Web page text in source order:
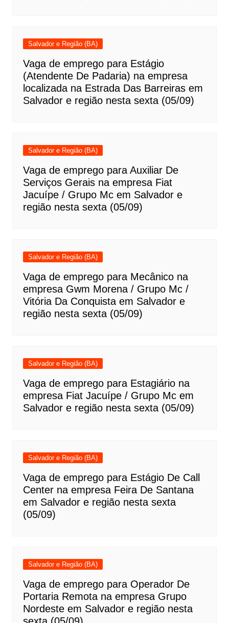
Salvador e Região (BA)
Vaga de emprego para Estágio
(Atendente De Padaria) na empresa
localizada na Estrada Das Barreiras em
Salvador e região nesta sexta (05/09)
Salvador e Região (BA)
Vaga de emprego para Auxiliar De
Serviços Gerais na empresa Fiat
Jacuípe / Grupo Mc em Salvador e
região nesta sexta (05/09)
Salvador e Região (BA)
Vaga de emprego para Mecânico na
empresa Gwm Morena / Grupo Mc /
Vitória Da Conquista em Salvador e
região nesta sexta (05/09)
Salvador e Região (BA)
Vaga de emprego para Estagiário na
empresa Fiat Jacuípe / Grupo Mc em
Salvador e região nesta sexta (05/09)
Salvador e Região (BA)
Vaga de emprego para Estágio De Call
Center na empresa Feira De Santana
em Salvador e região nesta sexta
(05/09)
Salvador e Região (BA)
Vaga de emprego para Operador De
Portaria Remota na empresa Grupo
Nordeste em Salvador e região nesta